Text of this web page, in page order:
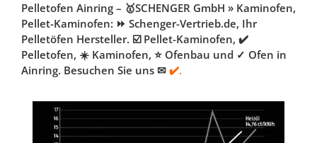
Pelletofen Ainring – 🥇SCHENGER GmbH » Kaminofen,
Pellet-Kaminofen: ⏩ Schenger-Vertrieb.de, Ihr
Pelletöfen Hersteller. ☑️ Pellet-Kaminofen, ✔️
Pelletofen, ☀️ Kaminofen, ⭐ Ofenbau und ✓ Ofen in
Ainring. Besuchen Sie uns ✉ ✔️.